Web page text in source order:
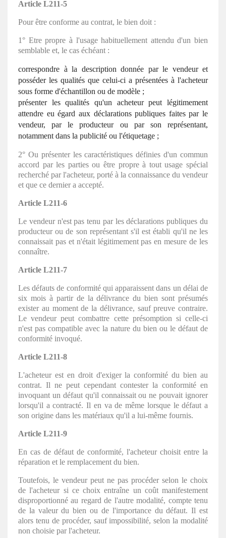
Article L211-5
Pour être conforme au contrat, le bien doit :
1° Etre propre à l'usage habituellement attendu d'un bien
semblable et, le cas échéant :
correspondre à la description donnée par le vendeur et
posséder les qualités que celui-ci a présentées à l'acheteur
sous forme d'échantillon ou de modèle ;
présenter les qualités qu'un acheteur peut légitimement
attendre eu égard aux déclarations publiques faites par le
vendeur, par le producteur ou par son représentant,
notamment dans la publicité ou l'étiquetage ;
2° Ou présenter les caractéristiques définies d'un commun
accord par les parties ou être propre à tout usage spécial
recherché par l'acheteur, porté à la connaissance du vendeur
et que ce dernier a accepté.
Article L211-6
Le vendeur n'est pas tenu par les déclarations publiques du
producteur ou de son représentant s'il est établi qu'il ne les
connaissait pas et n'était légitimement pas en mesure de les
connaître.
Article L211-7
Les défauts de conformité qui apparaissent dans un délai de
six mois à partir de la délivrance du bien sont présumés
exister au moment de la délivrance, sauf preuve contraire.
Le vendeur peut combattre cette présomption si celle-ci
n'est pas compatible avec la nature du bien ou le défaut de
conformité invoqué.
Article L211-8
L'acheteur est en droit d'exiger la conformité du bien au
contrat. Il ne peut cependant contester la conformité en
invoquant un défaut qu'il connaissait ou ne pouvait ignorer
lorsqu'il a contracté. Il en va de même lorsque le défaut a
son origine dans les matériaux qu'il a lui-même fournis.
Article L211-9
En cas de défaut de conformité, l'acheteur choisit entre la
réparation et le remplacement du bien.
Toutefois, le vendeur peut ne pas procéder selon le choix
de l'acheteur si ce choix entraîne un coût manifestement
disproportionné au regard de l'autre modalité, compte tenu
de la valeur du bien ou de l'importance du défaut. Il est
alors tenu de procéder, sauf impossibilité, selon la modalité
non choisie par l'acheteur.